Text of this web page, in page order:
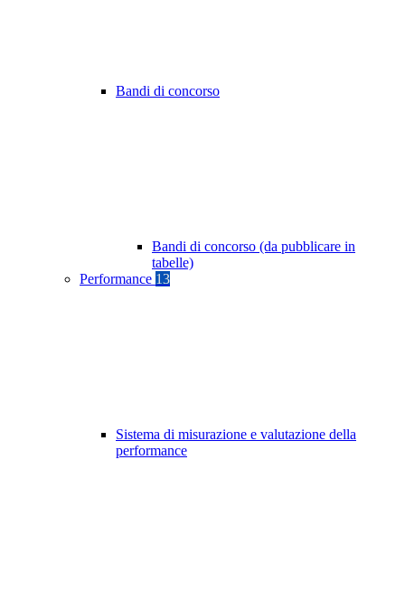
Bandi di concorso
Bandi di concorso (da pubblicare in
tabelle)
Performance 13
Sistema di misurazione e valutazione della
performance